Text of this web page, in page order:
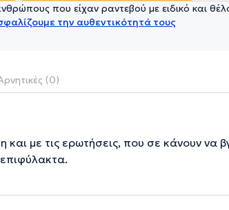
που είχαν ραντεβού με ειδικό και
την αυθεντικότητά τους
(0)
και με τις ερωτήσεις, που σε κάνουν να